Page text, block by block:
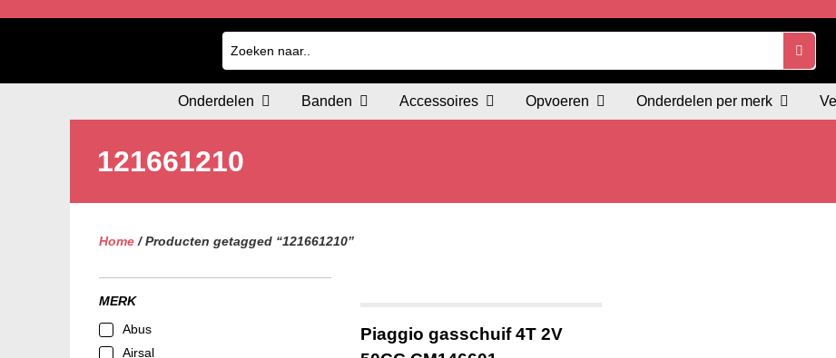
Onderdelen Banden Accessoires Opvoeren Onderdelen per merk
121661210
Home/ Producten getagged “121661210”
MERK
Abus
Airsal
Piaggio gasschuif 4T 2V